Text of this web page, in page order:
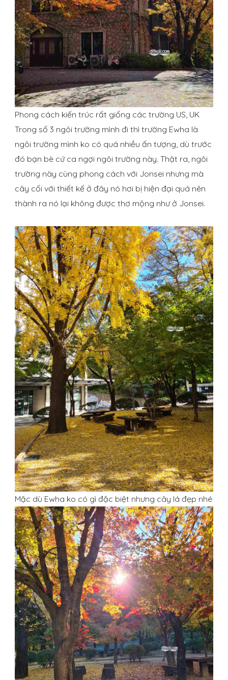
Phong cách kiến trúc rất giống các trường US, UK
Trong số 3 ngôi trường mình đi thì trường Ewha là
ngôi trường mình ko có quá nhiều ấn tượng, dù trước
đó bạn bè cứ ca ngợi ngôi trường này. Thật ra, ngôi
trường này cùng phong cách với Jonsei nhưng mà
cây cối với thiết kế ở đây nó hơi bị hiện đại quá nên
thành ra nó lại không được thơ mộng như ở Jonsei.
Mặc dù Ewha ko có gì đặc biệt nhưng cây lá đẹp nhé